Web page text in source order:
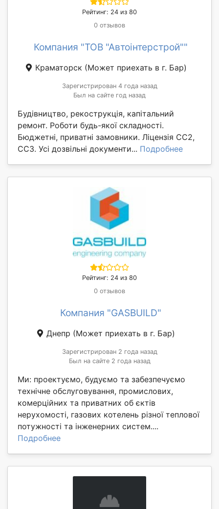
Рейтинг: 24 из 80
0 отзывов
Компания "ТОВ "Автоінтерстрой""
Краматорск (Может приехать в г. Бар)
Зарегистрирован 4 года назад
Был на сайте год назад
Будівництво, рекострукція, капітальний
ремонт. Роботи будь-якої складності.
Бюджетні, приватні замовники. Ліцензія СС2,
СС3. Усі дозвільні документи... Подробнее
Рейтинг: 24 из 80
0 отзывов
Компания "GASBUILD"
Днепр (Может приехать в г. Бар)
Зарегистрирован 2 года назад
Был на сайте 2 года назад
Ми: проектуємо, будуємо та забезпечуємо
технічне обслуговування, промислових,
комерційних та приватних об єктів
нерухомості, газових котелень різної теплової
потужності та інженерних систем....
Подробнее